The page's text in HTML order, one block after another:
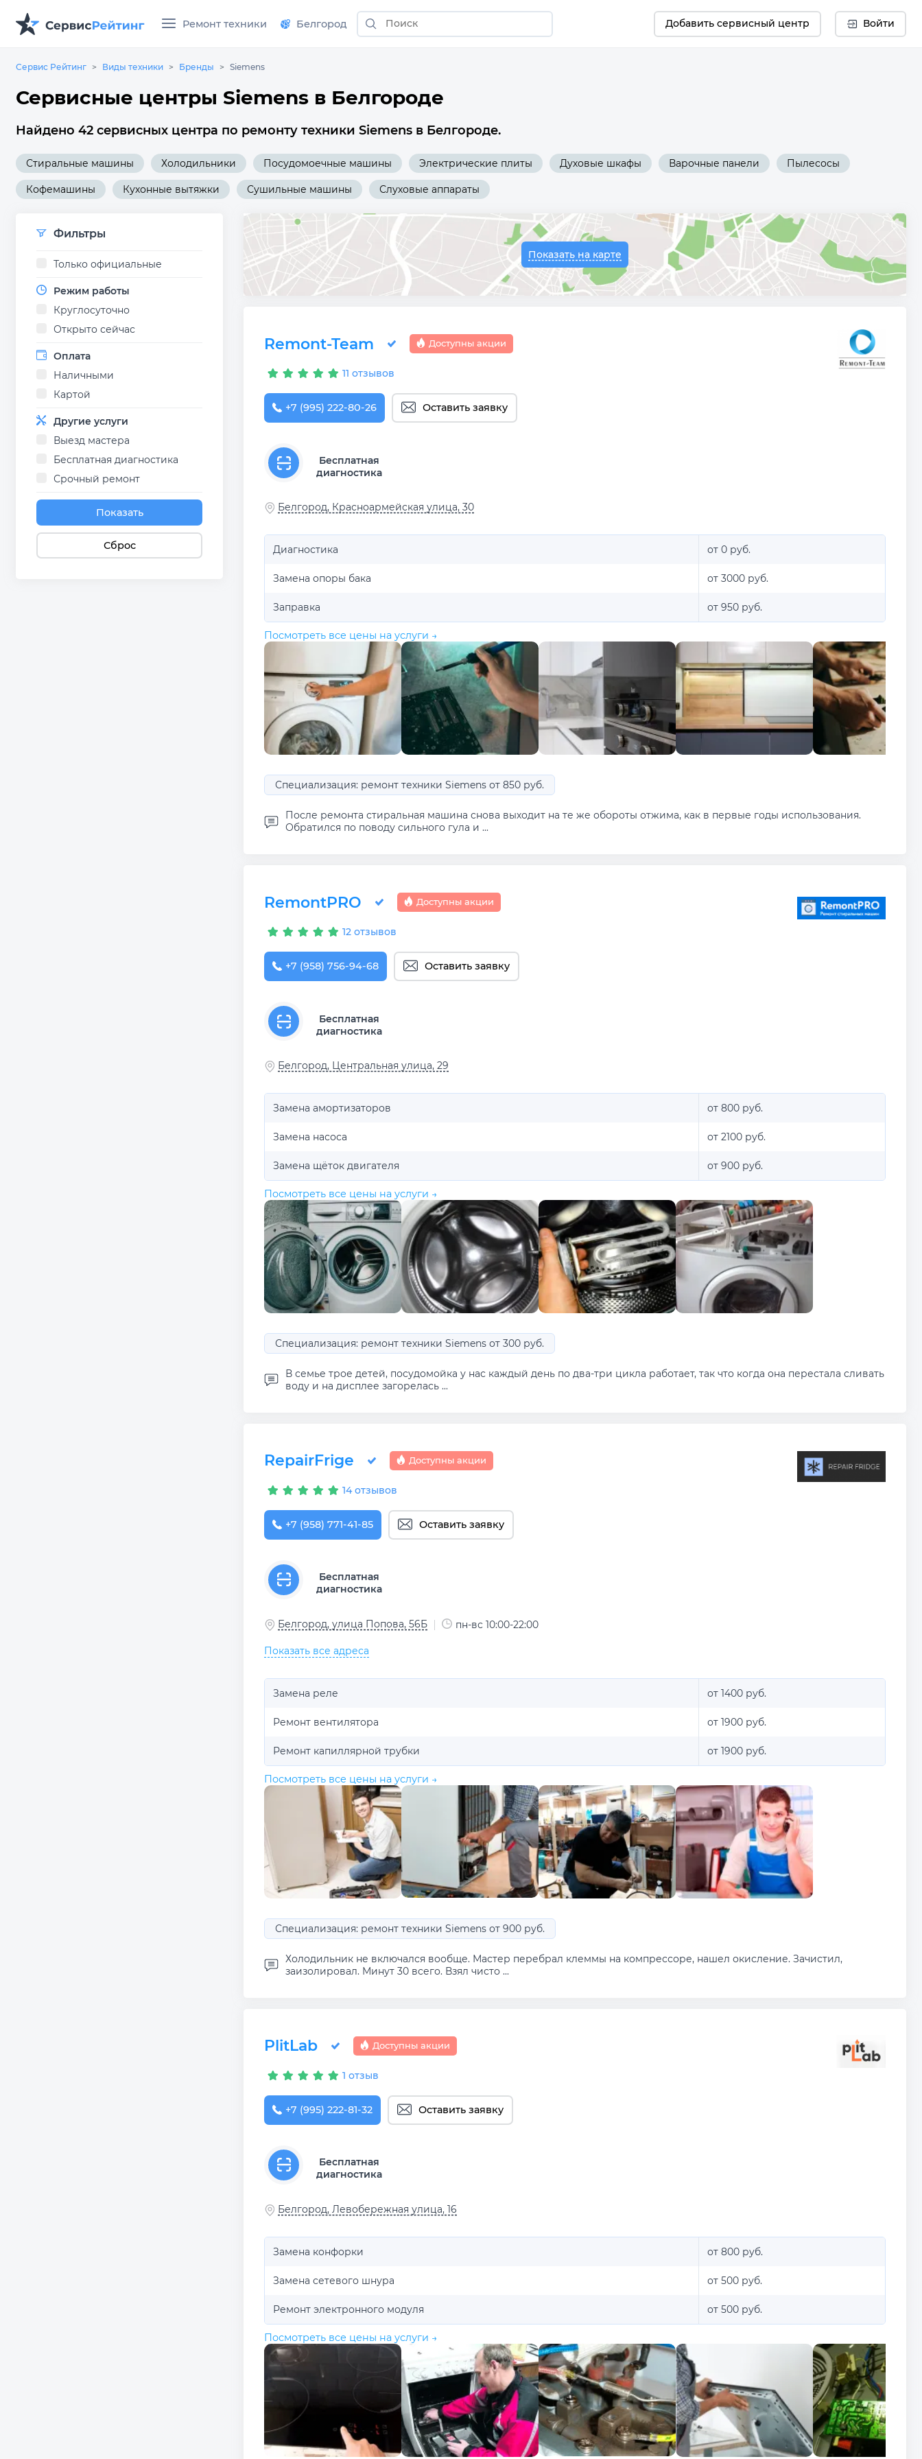
Ремонт техники Белгород Добавить сервисный центр Войти
Сервис Рейтинг Виды техники Бренды Siemens
Сервисные центры Siemens в Белгороде
Найдено 42 сервисных центра по ремонту техники Siemens в Белгороде.
Стиральные машины Холодильники Посудомоечные машины Электрические плиты Духовые шкафы Варочные панели Пылесосы
Кофемашины Кухонные вытяжки Сушильные машины Слуховые аппараты
Фильтры
Только официальные
Режим работы
Круглосуточно
Открыто сейчас
Оплата
Наличными
Картой
Другие услуги
Выезд мастера
Бесплатная диагностика
Срочный ремонт
Показать
Сброс
Показать на карте
Remont-Team Доступны акции
11 отзывов
+7 (995) 222-80-26 Оставить заявку
Бесплатная
диагностика
Белгород, Красноармейская улица, 30
Диагностика от 0 руб.
Замена опоры бака от 3000 руб.
Заправка от 950 руб.
Посмотреть все цены на услуги →
Специализация: ремонт техники Siemens от 850 руб.
После ремонта стиральная машина снова выходит на те же обороты отжима, как в первые годы использования.
Обратился по поводу сильного гула и ...
RemontPRO Доступны акции
12 отзывов
+7 (958) 756-94-68 Оставить заявку
Бесплатная
диагностика
Белгород, Центральная улица, 29
Замена амортизаторов от 800 руб.
Замена насоса от 2100 руб.
Замена щёток двигателя от 900 руб.
Посмотреть все цены на услуги →
Специализация: ремонт техники Siemens от 300 руб.
В семье трое детей, посудомойка у нас каждый день по два-три цикла работает, так что когда она перестала сливать
воду и на дисплее загорелась ...
RepairFrige Доступны акции
14 отзывов
+7 (958) 771-41-85 Оставить заявку
Бесплатная
диагностика
Белгород, улица Попова, 56Б пн-вс 10:00-22:00
Показать все адреса
Замена реле от 1400 руб.
Ремонт вентилятора от 1900 руб.
Ремонт капиллярной трубки от 1900 руб.
Посмотреть все цены на услуги →
Специализация: ремонт техники Siemens от 900 руб.
Холодильник не включался вообще. Мастер перебрал клеммы на компрессоре, нашел окисление. Зачистил,
заизолировал. Минут 30 всего. Взял чисто ...
PlitLab Доступны акции
1 отзыв
+7 (995) 222-81-32 Оставить заявку
Бесплатная
диагностика
Белгород, Левобережная улица, 16
Замена конфорки от 800 руб.
Замена сетевого шнура от 500 руб.
Ремонт электронного модуля от 500 руб.
Посмотреть все цены на услуги →